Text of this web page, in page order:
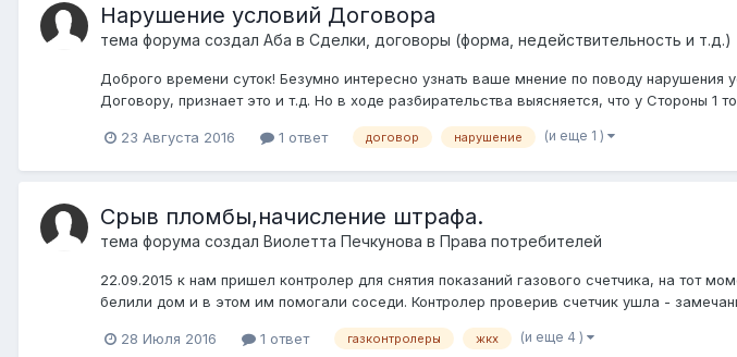
Нарушение условий Договора
тема форума создал Аба в Сделки, договоры (форма, недействительность и т.д.)
Доброго времени суток! Безумно интересно узнать ваше мнение по поводу
Договору, признает это и т.д. Но в ходе разбирательства выясняется, что у Стороны 1
23 Августа 2016 1 ответ договор нарушение (и еще 1 )
Срыв пломбы,начисление штрафа.
тема форума создал Виолетта Печкунова в Права потребителей
22.09.2015 к нам пришел контролер для снятия показаний газового счетчика, на
белили дом и в этом им помогали соседи. Контролер проверив счетчик ушла -
28 Июля 2016 1 ответ газконтролеры жкх (и еще 4 )